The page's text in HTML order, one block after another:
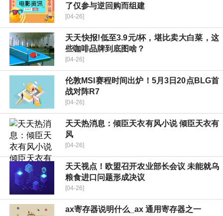
了仅参与逆回购而组建
[04-26]
天天快报!低至3.9元/杯，堪比卖大白菜，这
些咖啡品牌到底图啥？
[04-26]
伦敦MSI赛程时间出炉！5月3日20点BLG首
战对阵R7
[04-26]
天天热消息：倾臣天衣有风小说 倾臣天衣有
风
[04-26]
天天视点！欧盟召开农业部长会议 未能就乌
粮食进口问题形成决议
[04-26]
ax寄存器说明什么_ax 通用寄存器之一